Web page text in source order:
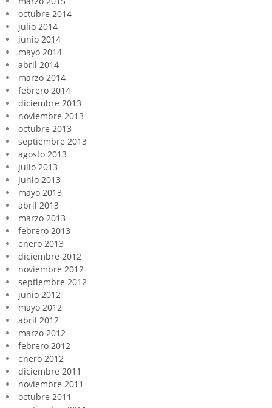
octubre 2014
julio 2014
junio 2014
mayo 2014
abril 2014
marzo 2014
febrero 2014
diciembre 2013
noviembre 2013
octubre 2013
septiembre 2013
agosto 2013
julio 2013
junio 2013
mayo 2013
abril 2013
marzo 2013
febrero 2013
enero 2013
diciembre 2012
noviembre 2012
septiembre 2012
junio 2012
mayo 2012
abril 2012
marzo 2012
febrero 2012
enero 2012
diciembre 2011
noviembre 2011
octubre 2011